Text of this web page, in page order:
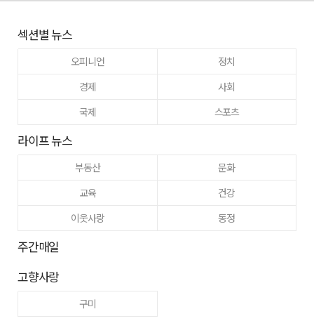
섹션별 뉴스
오피니언
정치
경제
사회
국제
스포츠
라이프 뉴스
부동산
문화
교육
건강
이웃사랑
동정
주간매일
고향사랑
구미